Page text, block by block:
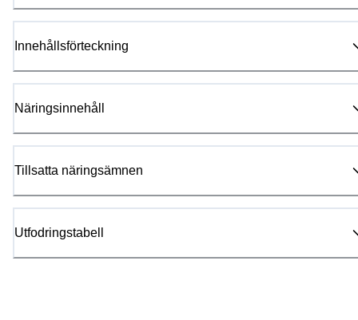
Innehållsförteckning
Näringsinnehåll
Tillsatta näringsämnen
Utfodringstabell